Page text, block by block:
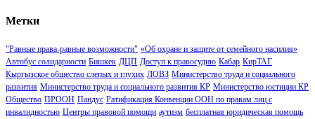
Метки
"Равные права-равные возможности" «Об охране и защите от семейного насилия»
Автобус солидарности Бишкек ДЦП Доступ к правосудию Кабар КирТАГ
Кыргызское общество слепых и глухих ЛОВЗ Министерство труда и социального
развития Министерство труда и социального развития КР Министерство юстиции КР
Общество ПРООН Пандус Ратификация Конвенции ООН по правам лиц с
инвалидностью Центры правовой помощи аутизм бесплатная юридическая помощь